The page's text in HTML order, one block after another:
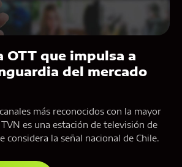
OTT que impulsa a
del mercado
más reconocidos con la mayor
es una estación de televisión de
considera la señal nacional de Chile.